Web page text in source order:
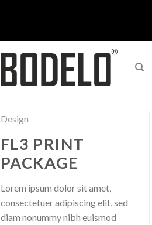
Design
FL3 PRINT
PACKAGE
Lorem ipsum dolor sit amet,
consectetuer adipiscing elit, sed
diam nonummy nibh euismod